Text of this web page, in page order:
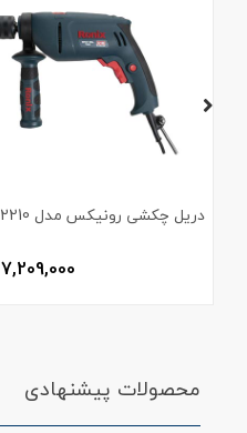
دریل چکشی رونیکس مدل RON-2210
7,209,000
محصولات پیشنهادی